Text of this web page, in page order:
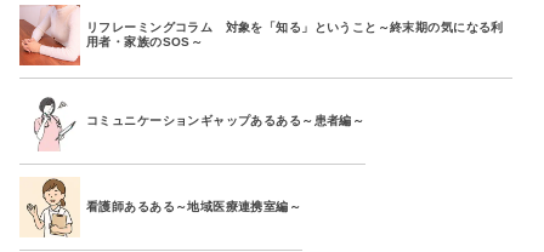
リフレーミングコラム 対象を「知る」ということ～終末期の気になる利
用者・家族のSOS～
コミュニケーションギャップあるある～患者編～
看護師あるある～地域医療連携室編～